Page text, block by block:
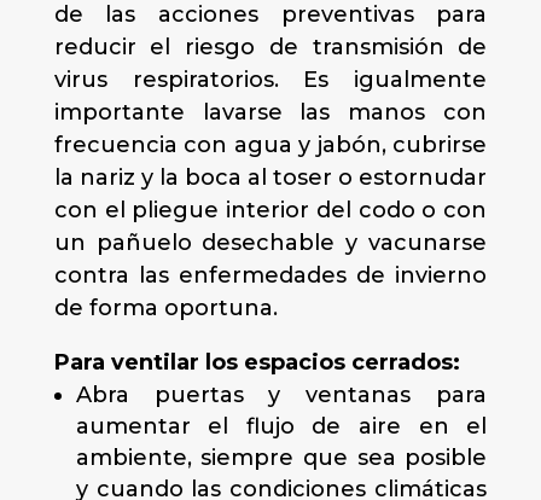
de las acciones preventivas para
reducir el riesgo de transmisión de
virus respiratorios. Es igualmente
importante lavarse las manos con
frecuencia con agua y jabón, cubrirse
la nariz y la boca al toser o estornudar
con el pliegue interior del codo o con
un pañuelo desechable y vacunarse
contra las enfermedades de invierno
de forma oportuna.
Para ventilar los espacios cerrados:
Abra puertas y ventanas para
aumentar el flujo de aire en el
ambiente, siempre que sea posible
y cuando las condiciones climáticas